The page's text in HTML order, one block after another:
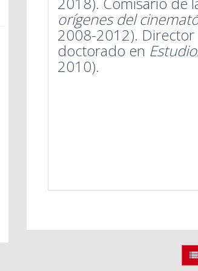
orígenes del
2008-2012).
doctorado en
2010).